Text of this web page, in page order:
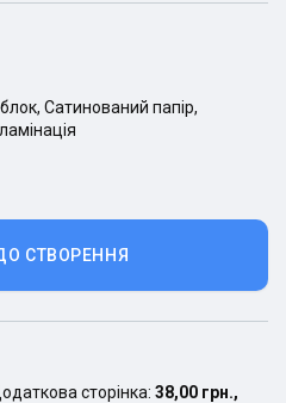
блок, Сатинований папір,
СТВОРЕННЯ
сторінка: 38,00 грн.,